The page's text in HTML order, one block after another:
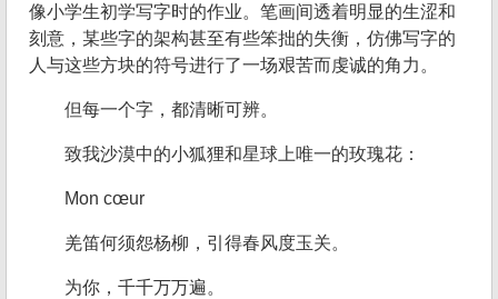
像小学生初学写字时的作业。笔画间透着明显的生涩和
刻意，某些字的架构甚至有些笨拙的失衡，仿佛写字的
人与这些方块的符号进行了一场艰苦而虔诚的角力。
但每一个字，都清晰可辨。
致我沙漠中的小狐狸和星球上唯一的玫瑰花：
Mon cœur
羌笛何须怨杨柳，引得春风度玉关。
为你，千千万万遍。